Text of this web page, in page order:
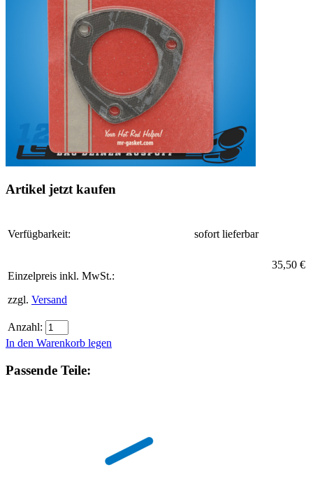
Artikel jetzt kaufen
Verfügbarkeit: sofort lieferbar
Einzelpreis inkl. MwSt.:
zzgl. Versand
35,50 €
Anzahl:
In den Warenkorb legen
Passende Teile: